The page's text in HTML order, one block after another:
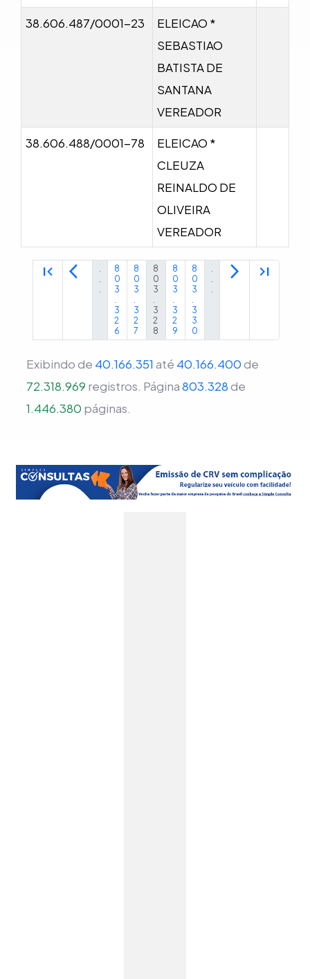
38.606.487/0001-23
ELEICAO *
SEBASTIAO
BATISTA DE
SANTANA
VEREADOR
38.606.488/0001-78
ELEICAO *
CLEUZA
REINALDO DE
OLIVEIRA
VEREADOR
first_page arrow_back_ios
.
.
.
8
0
3
.
3
2
6
8
0
3
.
3
2
7
8
0
3
.
3
2
8
8
0
3
.
3
2
9
8
0
3
.
3
3
0
.
.
.
arrow_forward_ios last_page
Exibindo de 40.166.351 até 40.166.400de
72.318.969 registros. Página803.328de
1.446.380 páginas.